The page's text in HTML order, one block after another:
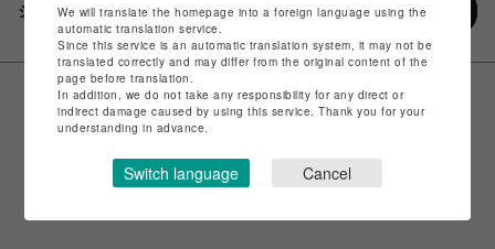
シェアするWe will translate the homepage into a foreign language using the
automatic translation service.
Since this service is an automatic translation system, it may not be
translated correctly and may differ from the original content of the
page before translation.
In addition, we do not take any responsibility for any direct or
indirect damage caused by using this service. Thank you for your
understanding in advance.
Switch language Cancel